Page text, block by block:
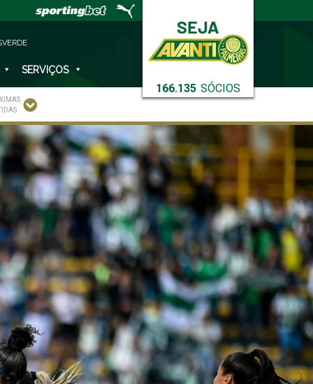
166.135 SÓCIOS
SERVIÇOS